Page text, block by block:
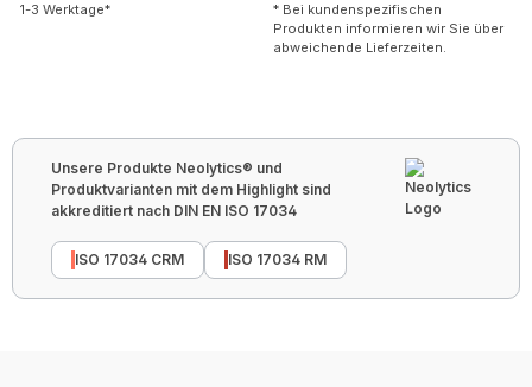
1-3 Werktage*
* Bei kundenspezifischen
Produkten informieren wir Sie über
abweichende Lieferzeiten.
Unsere Produkte Neolytics® und
Produktvarianten mit dem Highlight sind
akkreditiert nach DIN EN ISO 17034
ISO 17034 CRM ISO 17034 RM